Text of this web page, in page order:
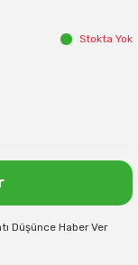
Stokta Yok
Düşünce Haber Ver